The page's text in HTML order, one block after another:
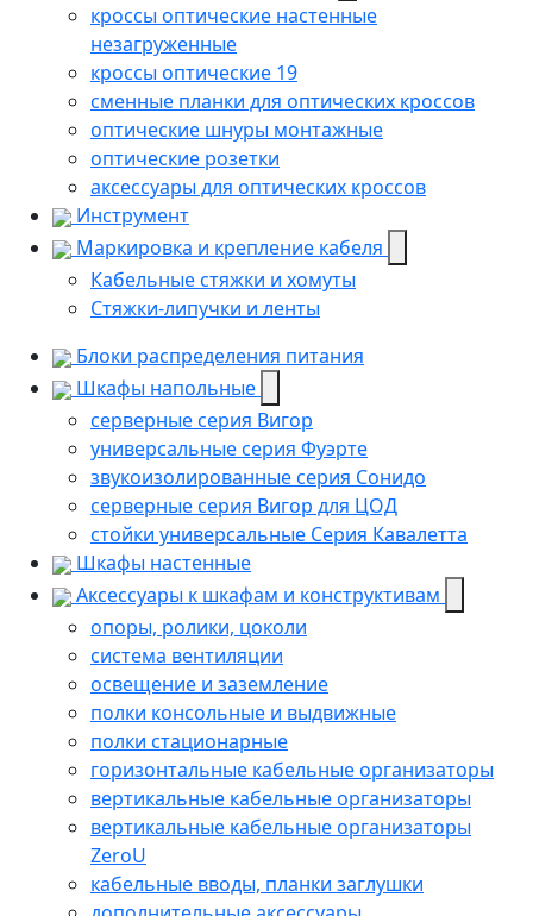
кроссы оптические настенные
незагруженные
кроссы оптические 19
сменные планки для оптических кроссов
оптические шнуры монтажные
оптические розетки
аксессуары для оптических кроссов
Инструмент
Маркировка и крепление кабеля
Кабельные стяжки и хомуты
Стяжки-липучки и ленты
Блоки распределения питания
Шкафы напольные
серверные серия Вигор
универсальные серия Фуэрте
звукоизолированные серия Сонидо
серверные серия Вигор для ЦОД
стойки универсальные Серия Кавалетта
Шкафы настенные
Аксессуары к шкафам и конструктивам
опоры, ролики, цоколи
cистема вентиляции
освещение и заземление
полки консольные и выдвижные
полки стационарные
горизонтальные кабельные организаторы
вертикальные кабельные организаторы
вертикальные кабельные организаторы
ZeroU
кабельные вводы, планки заглушки